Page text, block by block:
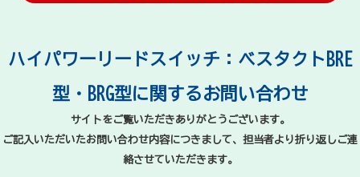
ハイパワーリードスイッチ：ベスタクトBRE
型・BRG型に関するお問い合わせ
サイトをご覧いただきありがとうございます。
ご記入いただいたお問い合わせ内容につきまして、担当者より折り返しご連
絡させていただきます。